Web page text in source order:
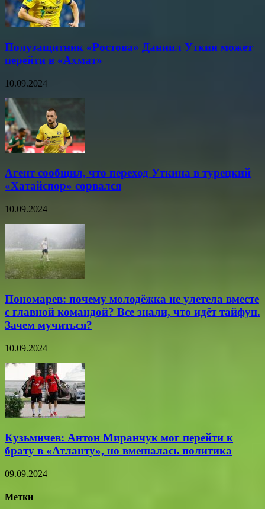
Полузащитник «Ростова» Даниил Уткин может
перейти в «Ахмат»
10.09.2024
Агент сообщил, что переход Уткина в турецкий
«Хатайспор» сорвался
10.09.2024
Пономарев: почему молодёжка не улетела вместе
с главной командой? Все знали, что идёт тайфун.
Зачем мучиться?
10.09.2024
Кузьмичев: Антон Миранчук мог перейти к
брату в «Атланту», но вмешалась политика
09.09.2024
Метки